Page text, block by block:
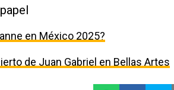
en México 2025?
de Juan Gabriel en Bellas Artes